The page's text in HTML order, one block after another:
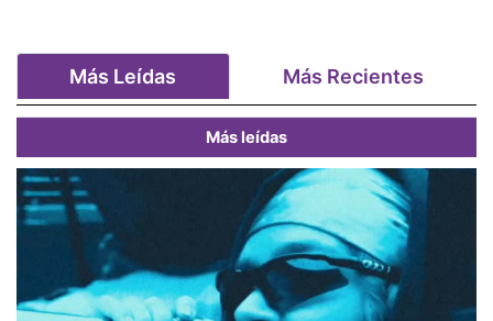
Más Leídas Más Recientes
Más leídas